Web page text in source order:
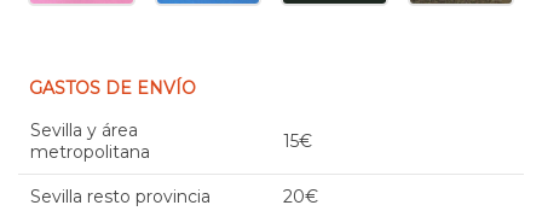
GASTOS DE ENVÍO
Sevilla y área
metropolitana
15€
Sevilla resto provincia 20€